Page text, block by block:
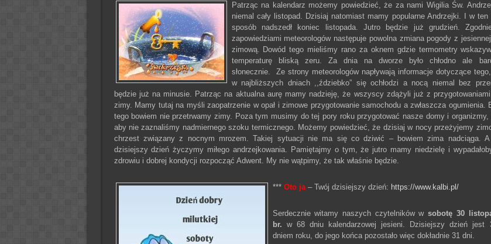
Patrząc na kalendarz możemy powiedzieć, że za nami Wigilia Św.
niemal cały listopad. Dzisiaj natomiast mamy popularne Andrzejki. I w ten
sposób nadszedł koniec listopada. Jutro będzie już grudzień.
zapowiedziami meteorologów następuje powolna zmiana pogody z
zimową. Dowód tego mieliśmy rano za oknem gdzie termometry
temperaturę bliską zeru. Za dnia na dworze było chłodno ale
słonecznie. Ze strony meteorologów napływają informacje dotyczące
w najbliższych dniach ,,ździebko” się ochłodzi a nocą niemal bez
będzie już na minusie. Patrząc na aktualna aurę mamy nadzieję, że wszyscy zdążyli już z
zimy. Mamy tutaj na myśli zaopatrzenie w opał i zimowe przygotowanie samochodu a zwłaszcza ogumienia.
tego bowiem nie przetrwamy zimy. Poza tym musimy do tej pory roku przygotować nasze domy i organizmy,
aby nie zaznaliśmy nadmiernego szoku termicznego. Możemy powiedzieć, że dzisiaj w nocy przeżyjemy
chrzest związany z nocnym mrozem. Takiej sytuacji nie ma się co dziwić – bowiem zima nadciąga.
dzisiejszy dzień życzymy miłego andrzejkowania. Pamiętajmy o tym, że jutro mamy niedzielę i
zdrowiu i dobrej kondycji rozpocząć Adwent. My nie wątpimy, że tak właśnie będzie.
*** Oto ja– Twój dzisiejszy dzień: https://www.kalbi.pl/
Serdecznie witamy naszych czytelników wsobotę 30
br. w 68 dniu kalendarzowej jesieni. Dzisiejszy dzień jest
dniem roku, do jego końca pozostało więc dokładnie 31 dni.